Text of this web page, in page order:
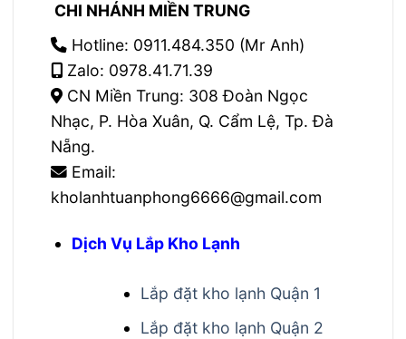
CHI NHÁNH MIỀN TRUNG
Hotline: 0911.484.350 (Mr Anh)
Zalo: 0978.41.71.39
CN Miền Trung: 308 Đoàn Ngọc
Nhạc, P. Hòa Xuân, Q. Cẩm Lệ, Tp. Đà
Nẵng.
Email:
kholanhtuanphong6666@gmail.com
Dịch Vụ Lắp Kho Lạnh
Lắp đặt kho lạnh Quận 1
Lắp đặt kho lạnh Quận 2